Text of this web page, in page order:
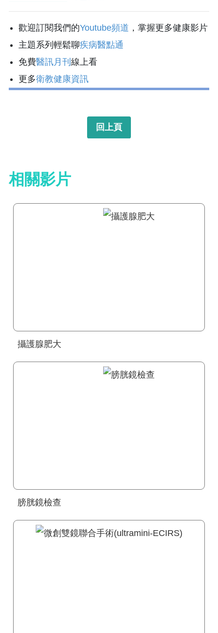
歡迎訂閱我們的Youtube頻道 ，掌握更多健康影片
主題系列輕鬆聊疾病醫點通
免費醫訊月刊 線上看
更多衛教健康資訊
回上頁
相關影片
攝護腺肥大
膀胱鏡檢查